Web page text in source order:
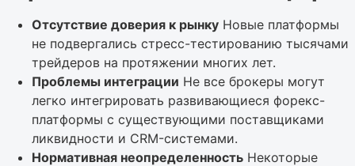
Отсутствие доверия к рынку Новые платформы
не подвергались стресс-тестированию тысячами
трейдеров на протяжении многих лет.
Проблемы интеграции Не все брокеры могут
легко интегрировать развивающиеся форекс-
платформы с существующими поставщиками
ликвидности и CRM-системами.
Нормативная неопределенность Некоторые